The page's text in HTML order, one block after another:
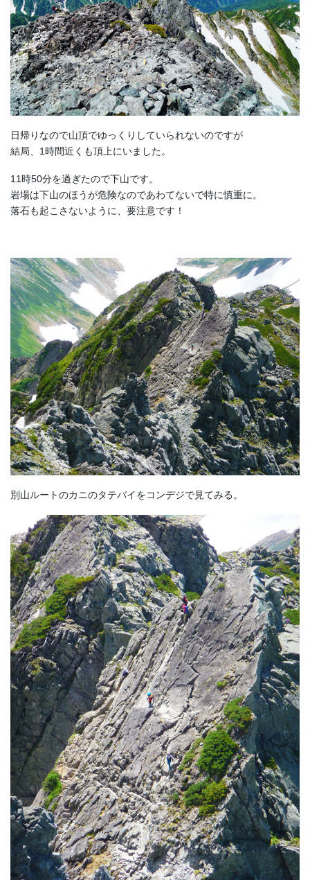
日帰りなので山頂でゆっくりしていられないのですが
結局、1時間近くも頂上にいました。
11時50分を過ぎたので下山です。
岩場は下山のほうが危険なのであわてないで特に慎重に。
落石も起こさないように、要注意です！
別山ルートのカニのタテバイをコンデジで見てみる。